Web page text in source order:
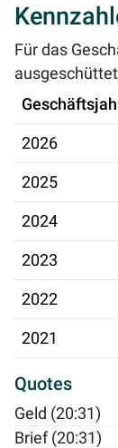
Für das
2026
2025
2024
2023
2022
2021
Quotes
Geld (20:31)
Brief (20:31)